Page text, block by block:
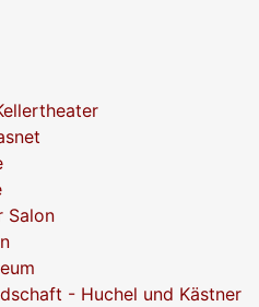
Salon
- Huchel und Kästner